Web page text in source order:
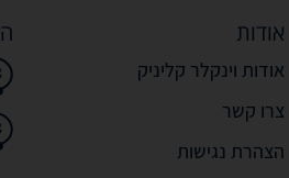
אודות
אודות וינקלר קליניק
צרו קשר
הצהרת נגישות